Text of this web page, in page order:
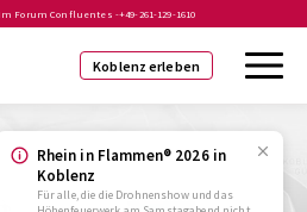
Forum Confluentes -+49-261-129-1610
Koblenz erleben
Rhein in Flammen® 2026 in
Koblenz
Für alle, die die Drohnenshow und das